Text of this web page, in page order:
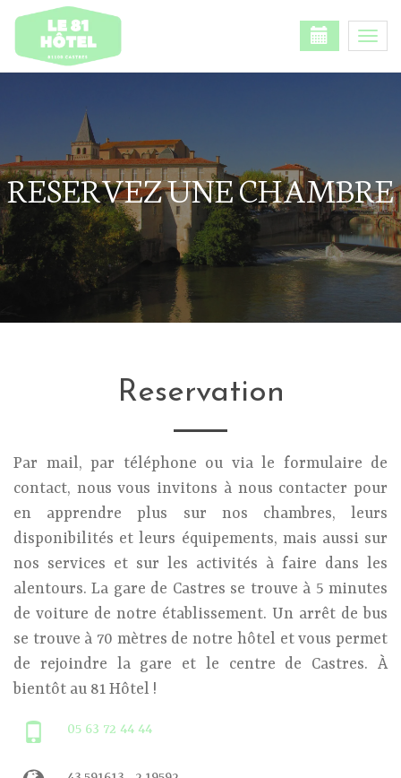
RESERVEZ UNE CHAMBRE
Reservation
Par mail, par téléphone ou via le formulaire de
contact, nous vous invitons à nous contacter pour
en apprendre plus sur nos chambres, leurs
disponibilités et leurs équipements, mais aussi sur
nos services et sur les activités à faire dans les
alentours. La gare de Castres se trouve à 5 minutes
de voiture de notre établissement. Un arrêt de bus
se trouve à 70 mètres de notre hôtel et vous permet
de rejoindre la gare et le centre de Castres. À
bientôt au 81 Hôtel !
05 63 72 44 44